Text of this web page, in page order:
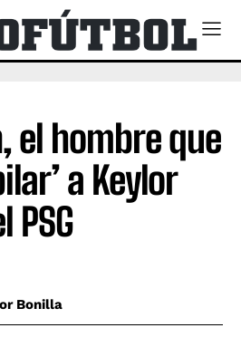
el hombre que
a Keylor
PSG
Bonilla